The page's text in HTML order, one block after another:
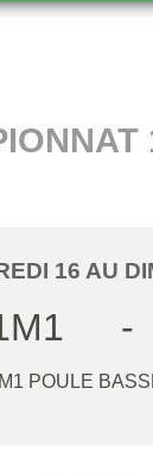
16 AU
-
POULE